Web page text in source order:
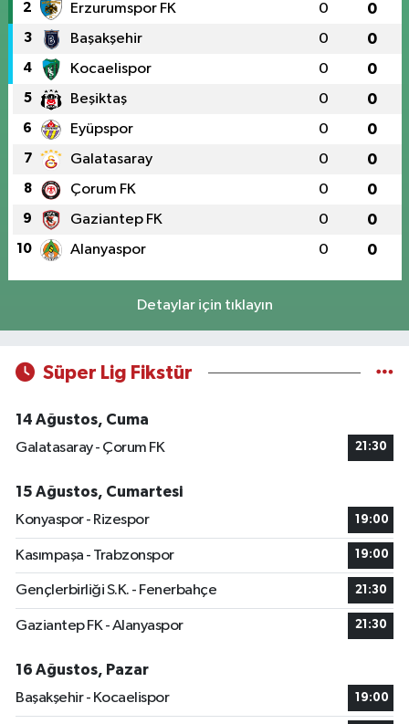
2 Erzurumspor FK 0 0
3 Başakşehir 0 0
4 Kocaelispor 0 0
5 Beşiktaş 0 0
6 Eyüpspor 0 0
7 Galatasaray 0 0
8 Çorum FK 0 0
9 Gaziantep FK 0 0
10 Alanyaspor 0 0
Detaylar için tıklayın
Süper Lig Fikstür
14 Ağustos, Cuma
Galatasaray - Çorum FK
21:30
15 Ağustos, Cumartesi
Konyaspor - Rizespor
19:00
Kasımpaşa - Trabzonspor 19:00
Gençlerbirliği S.K. - Fenerbahçe 21:30
Gaziantep FK - Alanyaspor 21:30
16 Ağustos, Pazar
Başakşehir - Kocaelispor
19:00